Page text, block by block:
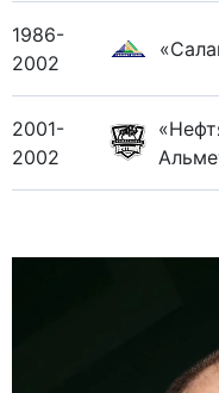
1986-
2002
2001-
2002